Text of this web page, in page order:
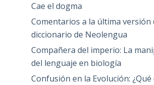
Cae el dogma
Comentarios a la última versión
diccionario de Neolengua
Compañera del imperio: La
del lenguaje en biología
Confusión en la Evolución: ¿Qué